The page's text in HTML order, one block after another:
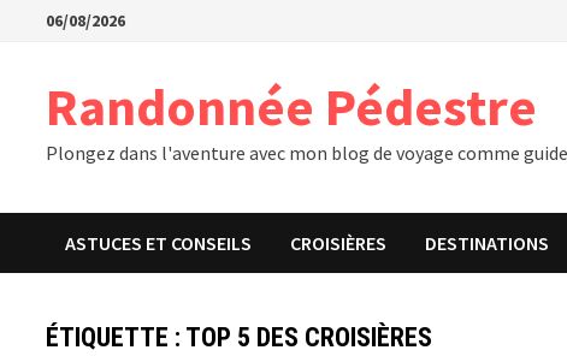
Passer06/08/2026
Randonnée Pédestre
Plongez dans l'aventure avec mon blog de voyage comme
ASTUCES ET CONSEILS CROISIÈRES DESTINATIONS
ÉTIQUETTE : TOP 5 DES CROISIÈRES